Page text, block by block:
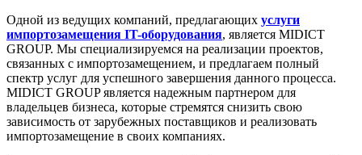
Одной из ведущих компаний, предлагающих услуги
импортозамещения IT-оборудования, является MIDICT
GROUP. Мы специализируемся на реализации проектов,
связанных с импортозамещением, и предлагаем полный
спектр услуг для успешного завершения данного процесса.
MIDICT GROUP является надежным партнером для
владельцев бизнеса, которые стремятся снизить свою
зависимость от зарубежных поставщиков и реализовать
импортозамещение в своих компаниях.